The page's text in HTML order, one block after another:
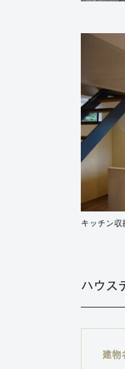
キッチン収
ハウス
建物